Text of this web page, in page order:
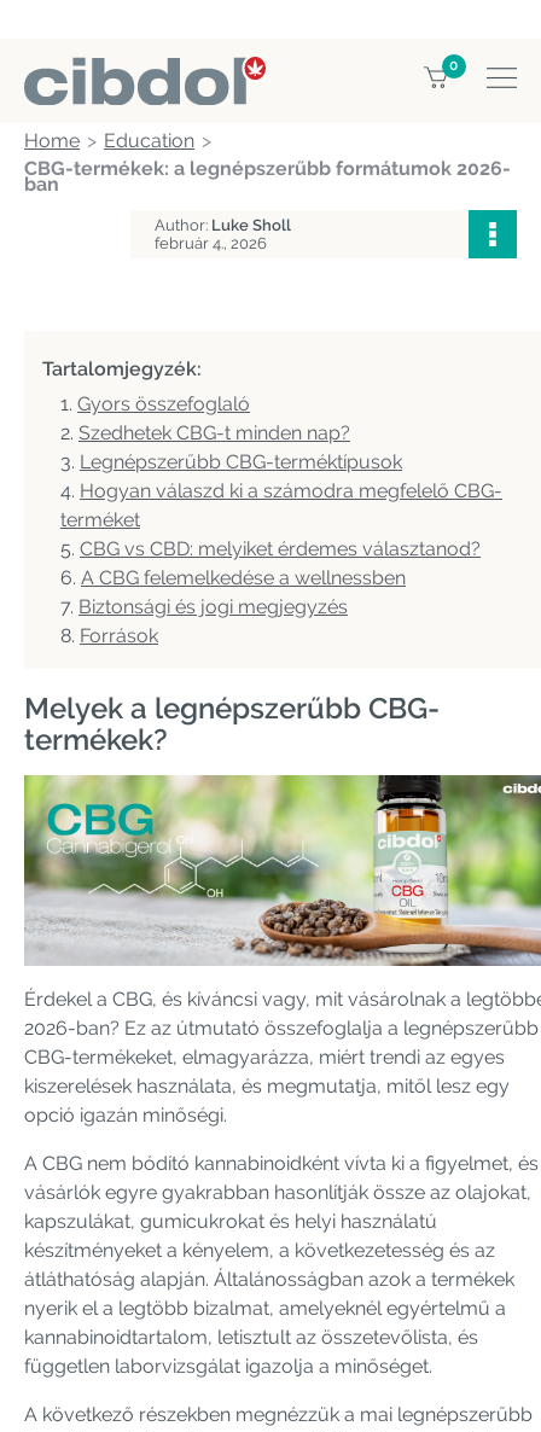
0
Home
Education
CBG-termékek: a legnépszerűbb formátumok 2026-
ban
Author: Luke Sholl
február 4., 2026
Tartalomjegyzék:
Gyors összefoglaló
Szedhetek CBG-t minden nap?
Legnépszerűbb CBG-terméktípusok
Hogyan válaszd ki a számodra megfelelő CBG-
terméket
CBG vs CBD: melyiket érdemes választanod?
A CBG felemelkedése a wellnessben
Biztonsági és jogi megjegyzés
Források
Melyek a legnépszerűbb CBG-
termékek?
Érdekel a CBG, és kíváncsi vagy, mit vásárolnak a
2026-ban? Ez az útmutató összefoglalja a legnépszerűbb
CBG-termékeket, elmagyarázza, miért trendi az egyes
kiszerelések használata, és megmutatja, mitől lesz egy
opció igazán minőségi.
A CBG nem bódító kannabinoidként vívta ki a figyelmet,
vásárlók egyre gyakrabban hasonlítják össze az olajokat,
kapszulákat, gumicukrokat és helyi használatú
készítményeket a kényelem, a következetesség és az
átláthatóság alapján. Általánosságban azok a termékek
nyerik el a legtöbb bizalmat, amelyeknél egyértelmű a
kannabinoidtartalom, letisztult az összetevőlista, és
független laborvizsgálat igazolja a minőséget.
A következő részekben megnézzük a mai legnépszerűbb